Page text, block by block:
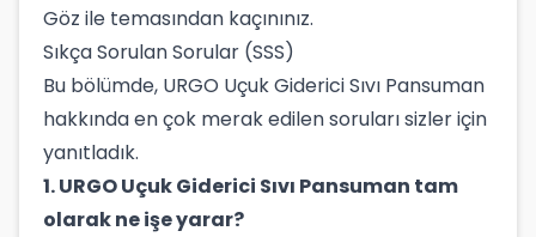
Göz ile temasından kaçınınız.
Sıkça Sorulan Sorular (SSS)
Bu bölümde, URGO Uçuk Giderici Sıvı Pansuman
hakkında en çok merak edilen soruları sizler için
yanıtladık.
1. URGO Uçuk Giderici Sıvı Pansuman tam
olarak ne işe yarar?